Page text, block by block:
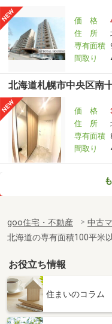
価 格
住 所
専有面積
間取り
北海道札幌市中央区南
価 格
住 所
専有面積
間取り
北海道札幌市中央区南
専有面積
間取り
北海道札幌市中央区南
価 格
専有面積
goo住宅・不動産 中古
北海道の専有面積100平米
お役立ち情報
住まいのコラム